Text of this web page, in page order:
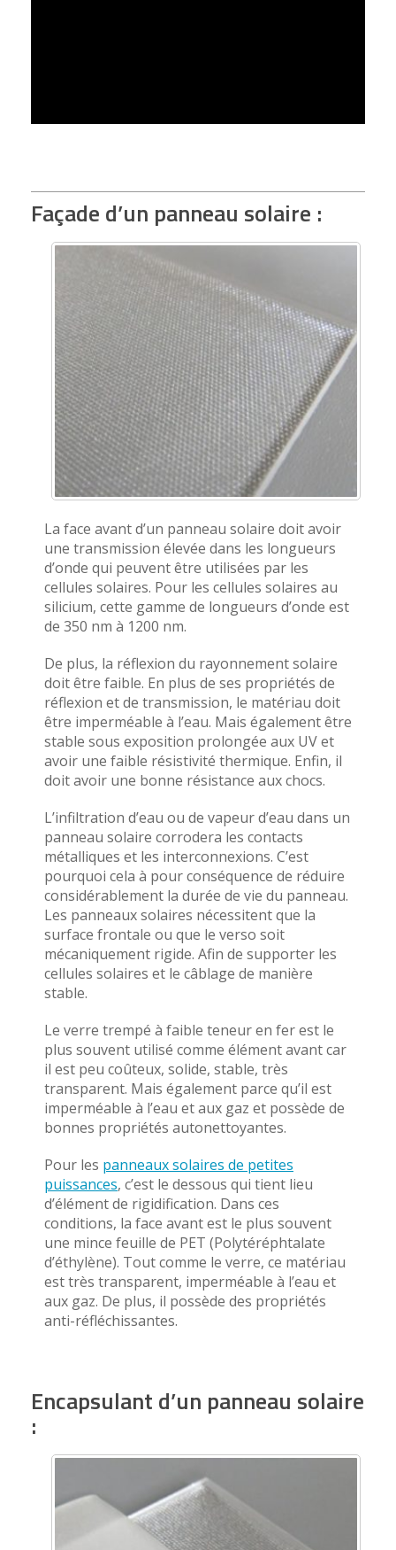
Façade d’un panneau solaire :
La face avant d’un panneau solaire doit avoir
une transmission élevée dans les longueurs
d’onde qui peuvent être utilisées par les
cellules solaires. Pour les cellules solaires au
silicium, cette gamme de longueurs d’onde est
de 350 nm à 1200 nm.
De plus, la réflexion du rayonnement solaire
doit être faible. En plus de ses propriétés de
réflexion et de transmission, le matériau doit
être imperméable à l’eau. Mais également être
stable sous exposition prolongée aux UV et
avoir une faible résistivité thermique. Enfin, il
doit avoir une bonne résistance aux chocs.
L’infiltration d’eau ou de vapeur d’eau dans un
panneau solaire corrodera les contacts
métalliques et les interconnexions. C’est
pourquoi cela à pour conséquence de réduire
considérablement la durée de vie du panneau.
Les panneaux solaires nécessitent que la
surface frontale ou que le verso soit
mécaniquement rigide. Afin de supporter les
cellules solaires et le câblage de manière
stable.
Le verre trempé à faible teneur en fer est le
plus souvent utilisé comme élément avant car
il est peu coûteux, solide, stable, très
transparent. Mais également parce qu’il est
imperméable à l’eau et aux gaz et possède de
bonnes propriétés autonettoyantes.
Pour les panneaux solaires de petites
puissances, c’est le dessous qui tient lieu
d’élément de rigidification. Dans ces
conditions, la face avant est le plus souvent
une mince feuille de PET (Polytéréphtalate
d’éthylène). Tout comme le verre, ce matériau
est très transparent, imperméable à l’eau et
aux gaz. De plus, il possède des propriétés
anti-réfléchissantes.
Encapsulant d’un panneau solaire
: